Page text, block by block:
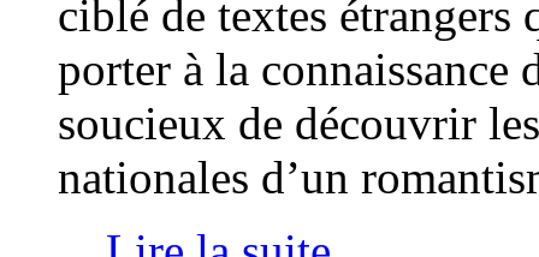
ciblé de textes étrangers
porter à la connaissance
soucieux de découvrir
nationales d’un